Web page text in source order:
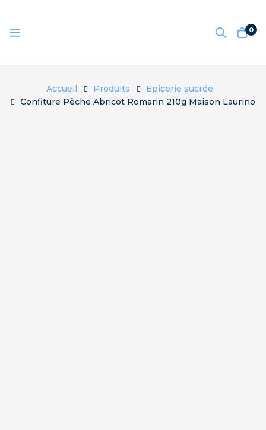
0
Accueil Produits
Epicerie sucrée
Confiture Pêche Abricot Romarin 210g Maison Laurino